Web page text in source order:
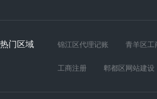
热门区域 锦江区代理记账 青羊区工
工商注册 郫都区网站建设